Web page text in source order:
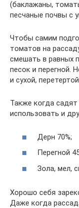
(баклажаны,
песчаные почвы с
Чтобы самим
томатов на
смешать в равных
песок и перегной.
и сухой,
Также когда
использовать и
Дерн 70%;
Перегной
Зола, мел,
Хорошо себя
Даже когда